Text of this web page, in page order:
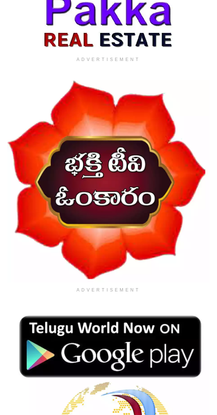
ADVERTISEMENT
ADVERTISEMENT